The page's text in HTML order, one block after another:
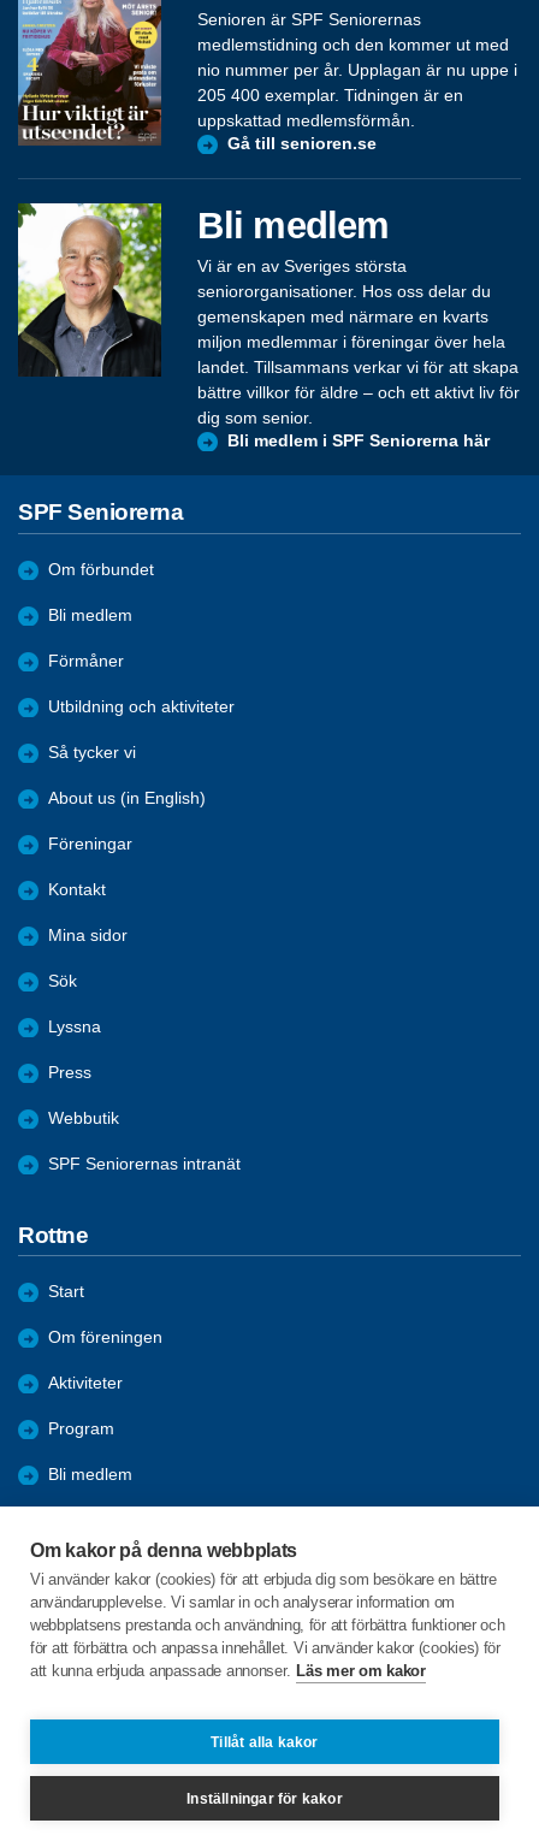
Om kakor på denna webbplats
Vi använder kakor (cookies) för att erbjuda dig som besökare en bättre
användarupplevelse. Vi samlar in och analyserar information om
webbplatsens prestanda och användning, för att förbättra funktioner och
för att förbättra och anpassa innehållet. Vi använder kakor (cookies) för
att kunna erbjuda anpassade annonser. Läs mer om kakor
Tillåt alla kakor
Inställningar för kakor
Senioren är SPF Seniorernas
medlemstidning och den kommer ut med
nio nummer per år. Upplagan är nu uppe i
205 400 exemplar. Tidningen är en
uppskattad medlemsförmån.
Gå till senioren.se
Bli medlem
Vi är en av Sveriges största
seniororganisationer. Hos oss delar du
gemenskapen med närmare en kvarts
miljon medlemmar i föreningar över hela
landet. Tillsammans verkar vi för att skapa
bättre villkor för äldre – och ett aktivt liv för
dig som senior.
Bli medlem i SPF Seniorerna här
SPF Seniorerna
Om förbundet
Bli medlem
Förmåner
Utbildning och aktiviteter
Så tycker vi
About us (in English)
Föreningar
Kontakt
Mina sidor
Sök
Lyssna
Press
Webbutik
SPF Seniorernas intranät
Rottne
Start
Om föreningen
Aktiviteter
Program
Bli medlem
Bildgalleri
Förmåner
C/o:Ann-Christin Johnsson